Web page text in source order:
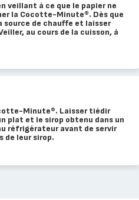
veillant à ce que le papier ne
la Cocotte-Minute®. Dès que
source de chauffe et laisser
au cours de la cuisson, à
Minute®. Laisser tiédir
plat et le sirop obtenu dans un
réfrigérateur avant de servir
de leur sirop.